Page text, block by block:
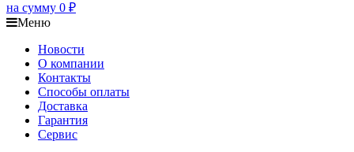
на сумму 0 ₽
Меню
Новости
О компании
Контакты
Способы оплаты
Доставка
Гарантия
Сервис